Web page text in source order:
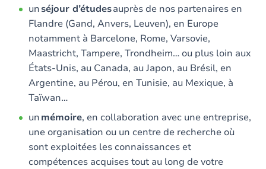
unséjour d’étudesauprès de nos partenaires en
Flandre (Gand, Anvers, Leuven), en Europe
notamment à Barcelone, Rome, Varsovie,
Maastricht, Tampere, Trondheim… ou plus loin aux
États-Unis, au Canada, au Japon, au Brésil, en
Argentine, au Pérou, en Tunisie, au Mexique, à
Taïwan…
unmémoire, en collaboration avec une entreprise,
une organisation ou un centre de recherche où
sont exploitées les connaissances et
compétences acquises tout au long de votre